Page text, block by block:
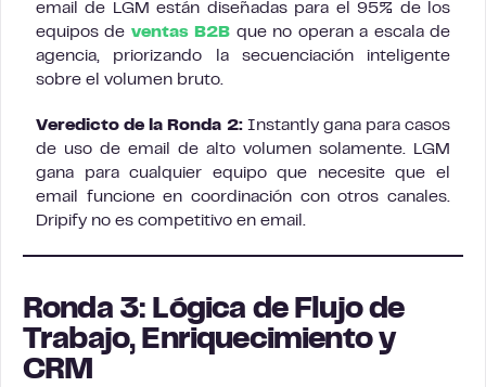
email de LGM están diseñadas para el 95% de los
equipos de ventas B2B que no operan a escala de
agencia, priorizando la secuenciación inteligente
sobre el volumen bruto.
Veredicto de la Ronda 2:Instantly gana para casos
de uso de email de alto volumen solamente. LGM
gana para cualquier equipo que necesite que el
email funcione en coordinación con otros canales.
Dripify no es competitivo en email.
Ronda 3: Lógica de Flujo de
Trabajo, Enriquecimiento y
CRM